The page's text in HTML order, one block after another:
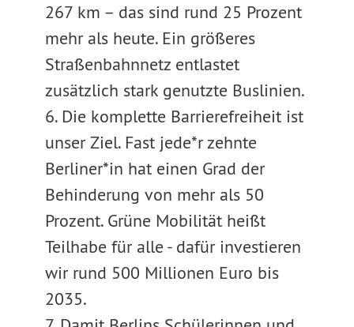
267 km – das sind rund 25 Prozent
mehr als heute. Ein größeres
Straßenbahnnetz entlastet
zusätzlich stark genutzte Buslinien.
6. Die komplette Barrierefreiheit ist
unser Ziel. Fast jede*r zehnte
Berliner*in hat einen Grad der
Behinderung von mehr als 50
Prozent. Grüne Mobilität heißt
Teilhabe für alle - dafür investieren
wir rund 500 Millionen Euro bis
2035.